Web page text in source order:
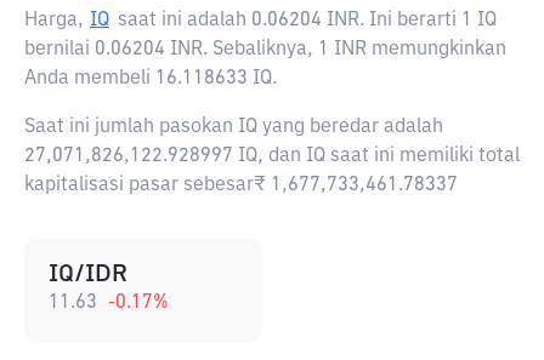
Harga, IQ saat ini adalah 0.06204 INR. Ini berarti 1 IQ
bernilai 0.06204 INR. Sebaliknya, 1 INR memungkinkan
Anda membeli 16.118633 IQ.
Saat ini jumlah pasokan IQ yang beredar adalah
27,071,826,122.928997 IQ, dan IQ saat ini memiliki total
kapitalisasi pasar sebesar₹ 1,677,733,461.78337
IQ/IDR
11.63 -0.17%